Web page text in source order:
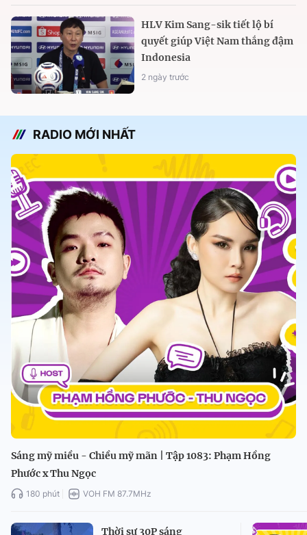
HLV Kim Sang-sik tiết lộ bí
quyết giúp Việt Nam thắng đậm
Indonesia
2 ngày trước
RADIO MỚI NHẤT
Sáng mỹ miều - Chiều mỹ mãn | Tập 1083: Phạm Hồng
Phước x Thu Ngọc
180 phút VOH FM 87.7MHz
Thời sự 30P sáng